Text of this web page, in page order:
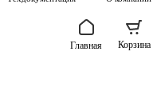
Главная Корзина